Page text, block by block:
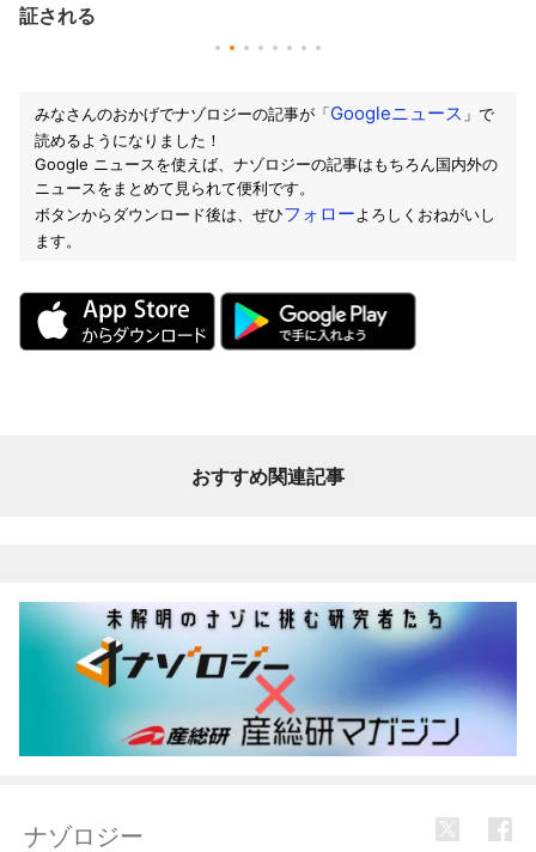
証される
みなさんのおかげでナゾロジーの記事が「Googleニュース 」で
読めるようになりました！
Google ニュースを使えば、ナゾロジーの記事はもちろん国内外の
ニュースをまとめて見られて便利です。
ボタンからダウンロード後は、ぜひフォローよろしくおねがいし
ます。
おすすめ関連記事
ナゾロジー